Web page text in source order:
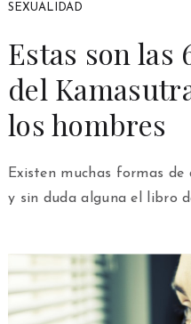
SEXUALIDAD
Estas son las
del
los hombres
Existen muchas formas
y sin duda alguna el libro